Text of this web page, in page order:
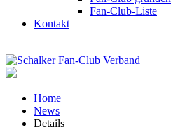
Fan-Club-Liste
Kontakt
Home
News
Details